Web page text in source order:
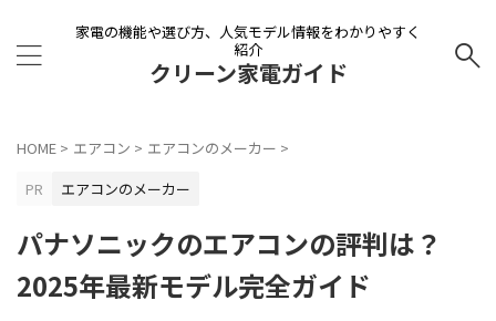
家電の機能や選び方、人気モデル情報をわかりやすく
紹介
クリーン家電ガイド
HOME > エアコン > エアコンのメーカー >
PR
エアコンのメーカー
パナソニックのエアコンの評判は？
2025年最新モデル完全ガイド